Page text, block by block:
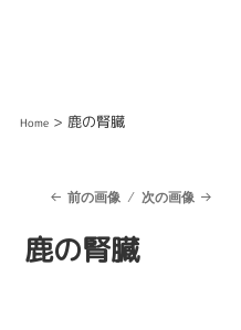
Home> 鹿の腎臓
前の画像 次の画像
鹿の腎臓